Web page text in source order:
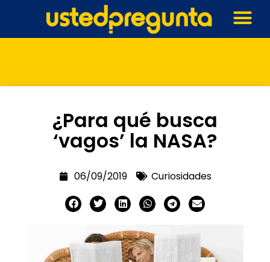
¿Para qué busca
‘vagos’ la NASA?
06/09/2019 Curiosidades